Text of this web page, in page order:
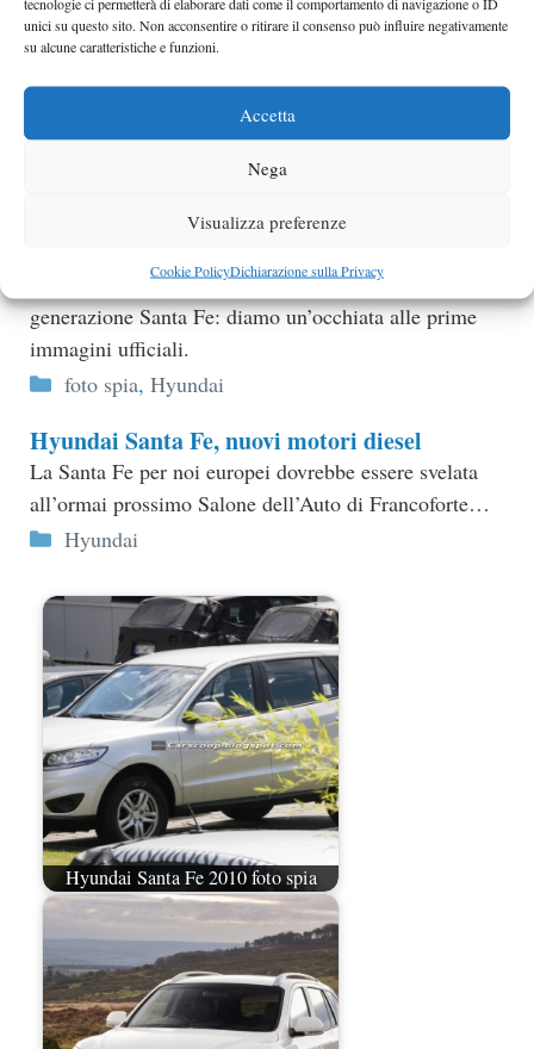
unici su questo sito. Non acconsentire o ritirare il consenso può influire negativamente
su alcune caratteristiche e funzioni.
Accetta
Nega
Visualizza preferenze
Cookie PolicyDichiarazione sulla Privacy
Nuova Hyundai ix45 prime foto ufficiali
Hyundai che prenderà il posto della vecchia
generazione Santa Fe: diamo un’occhiata alle prime
immagini ufficiali.
Categorie
foto spia, Hyundai
Hyundai Santa Fe, nuovi motori diesel
La Santa Fe per noi europei dovrebbe essere svelata
all’ormai prossimo Salone dell’Auto di Francoforte…
Categorie
Hyundai
Hyundai Santa Fe 2010 foto spia